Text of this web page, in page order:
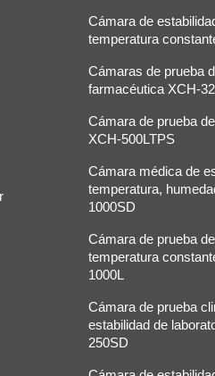
Cámara de
temperatura
Cámaras de prueba
farmacéutica XCH-
Cámara de prueba
XCH-500LTPS
Cámara médica de
temperatura,
1000SD
Cámara de prueba
temperatura
1000L
Cámara de prueba
estabilidad de
250SD